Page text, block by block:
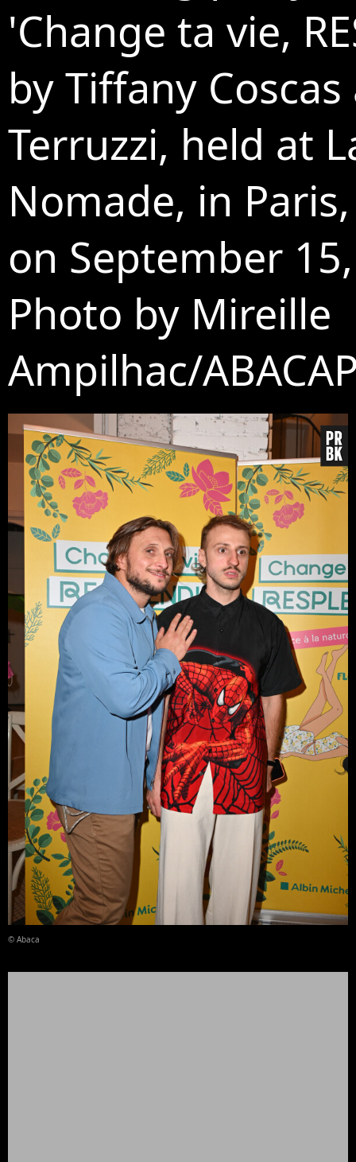
'Change ta vie,
by Tiffany
Terruzzi, held at
Nomade, in
on September
Photo by Mireille
Ampilhac/
© Abaca